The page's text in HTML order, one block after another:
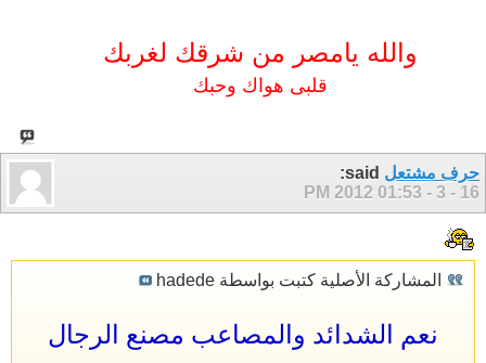
والله يامصر من شرقك لغربك
قلبى هواك وحبك
حرف مشتعل
16 - 3 - 2012
01:53 PM
المشاركة الأصلية كتبت بواسطة hadede
نعم الشدائد والمصاعب مصنع الرجال